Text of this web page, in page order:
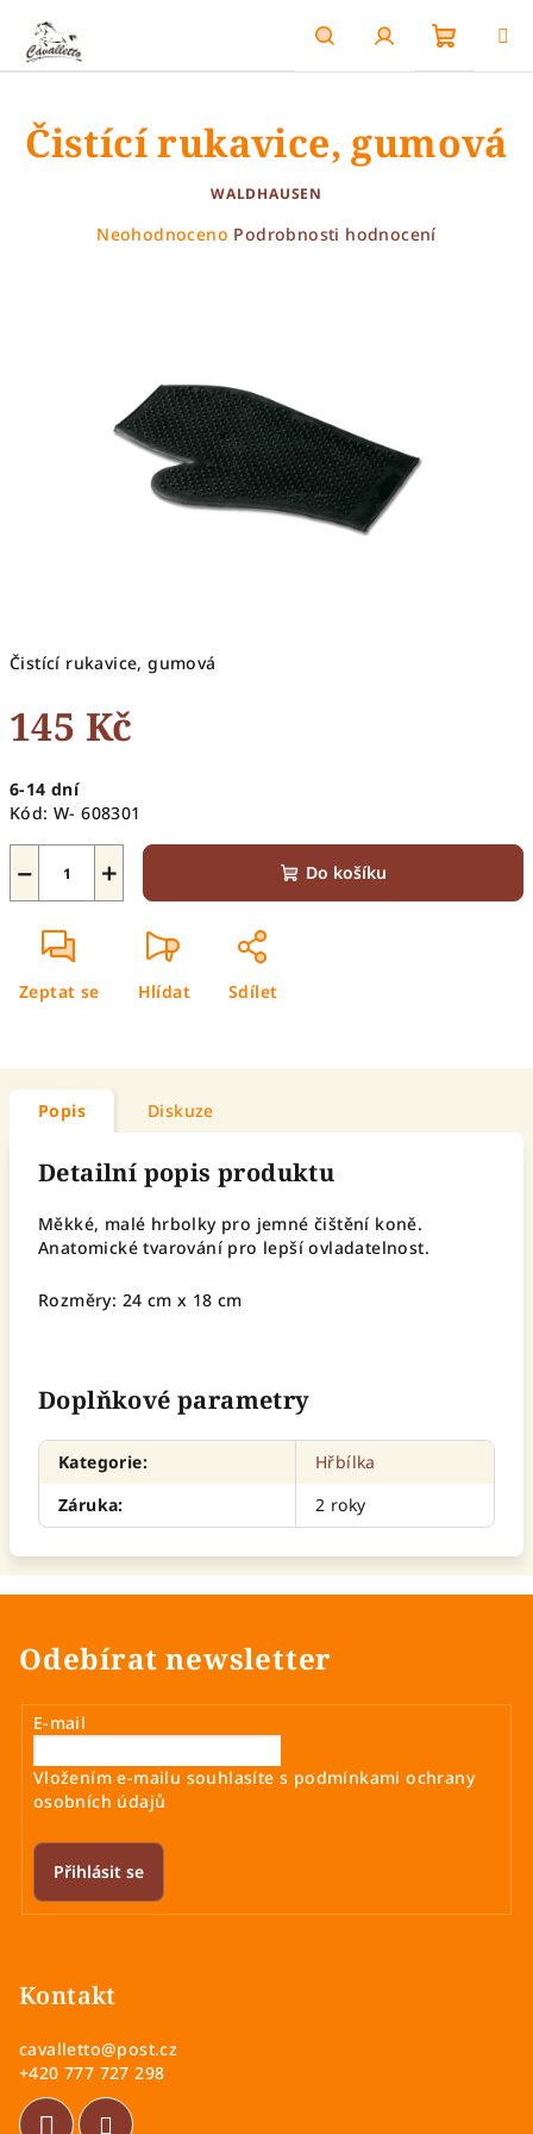
obsah
HledatPřihlášení
košík
Čistící rukavice, gumová
145 Kč
cena:
6-14 dní
Kód: W- 608301
+
− Do košíku
Zeptat se Hlídat Sdílet
Čistící rukavice, gumová
WALDHAUSEN
Průměrné
hvězdiček.
Neohodnoceno Podrobnosti hodnocení
Popis Diskuze
Detailní popis produktu
Měkké, malé hrbolky pro jemné čištění koně.
Anatomické tvarování pro lepší ovladatelnost.
Rozměry: 24 cm x 18 cm
Doplňkové parametry
Kategorie:
Hřbílka
Záruka: 2 roky
Odebírat newsletter
E-mail
Vložením e-mailu souhlasíte s podmínkami ochrany
osobních údajů
Přihlásit se
Kontakt
cavalletto@post.cz
+420 777 727 298